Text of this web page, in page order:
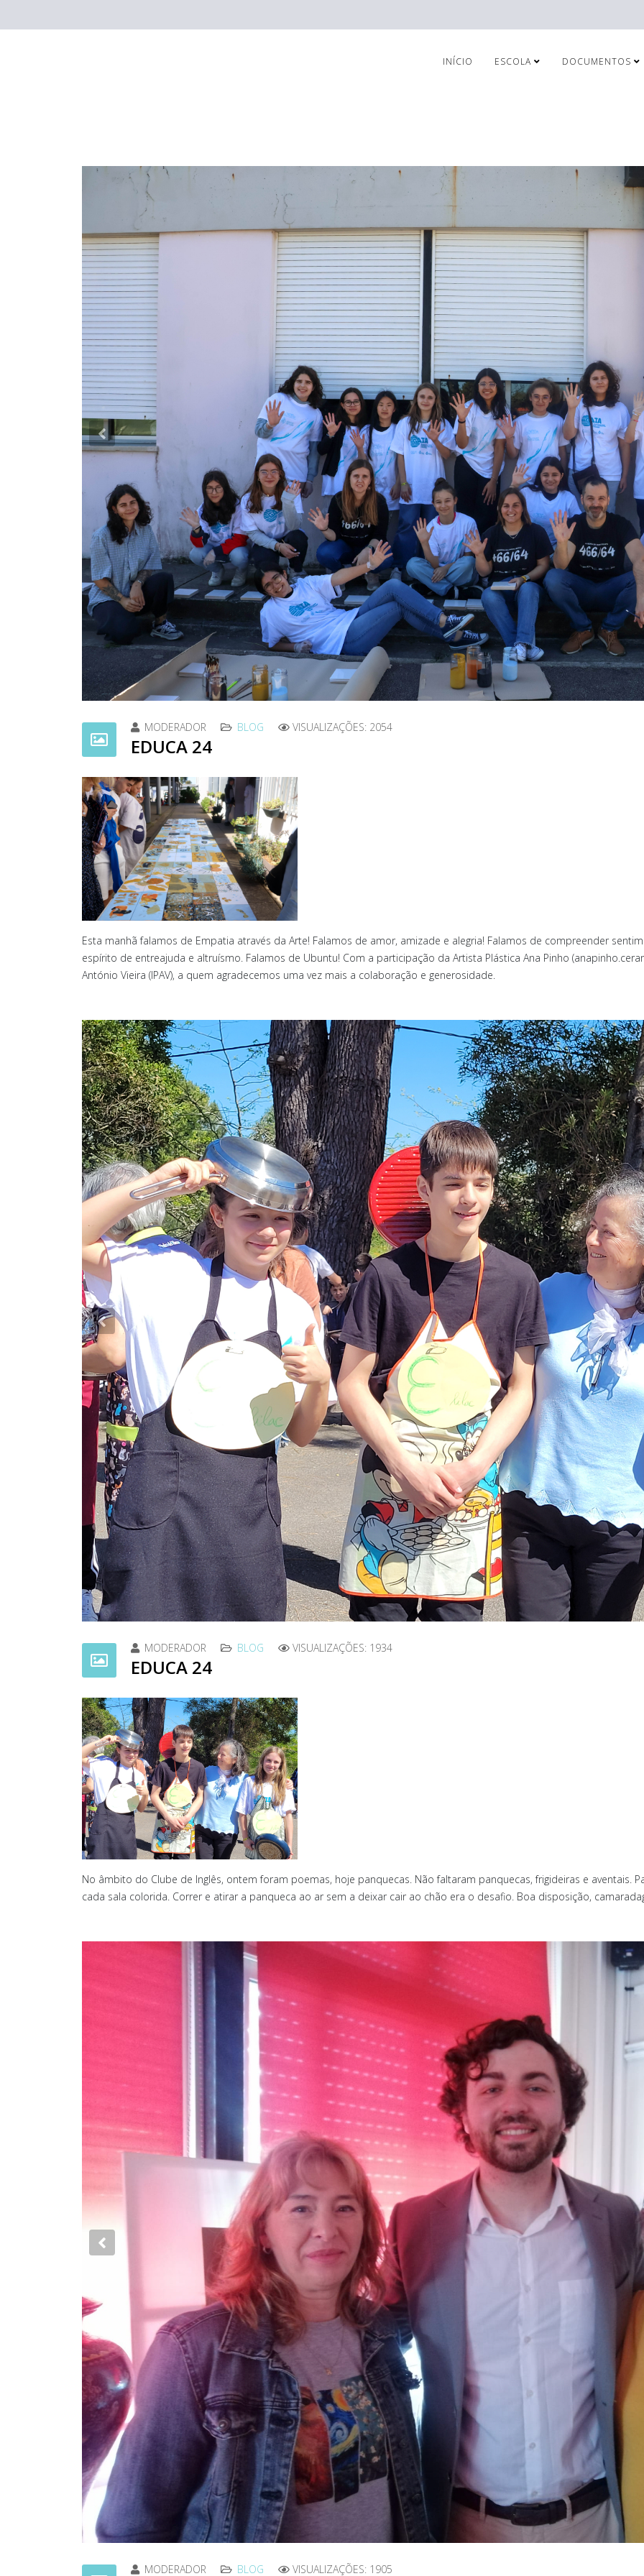
INÍCIO ESCOLA DOCUMENTOS
Previous
MODERADOR BLOG VISUALIZAÇÕES: 2054
EDUCA 24
Esta manhã falamos de Empatia através da Arte! Falamos de amor, amizade e alegria! Falamos de compreender
espírito de entreajuda e altruísmo. Falamos de Ubuntu! Com a participação da Artista Plástica Ana Pinho
António Vieira (IPAV), a quem agradecemos uma vez mais a colaboração e generosidade.
Previous
MODERADOR BLOG VISUALIZAÇÕES: 1934
EDUCA 24
No âmbito do Clube de Inglês, ontem foram poemas, hoje panquecas. Não faltaram panquecas, frigideiras e aventais.
cada sala colorida. Correr e atirar a panqueca ao ar sem a deixar cair ao chão era o desafio. Boa disposição,
Previous
MODERADOR BLOG VISUALIZAÇÕES: 1905